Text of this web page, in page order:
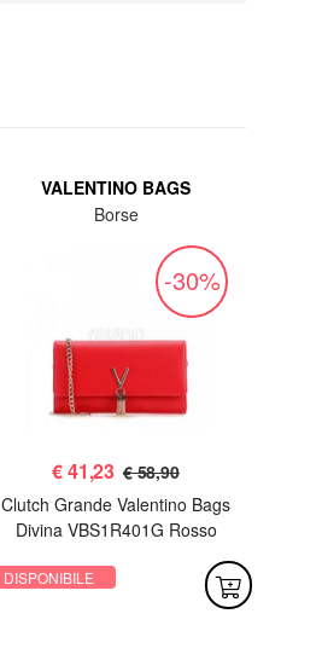
VALENTINO BAGS
Borse
-30%
€41,23 € 58,90
Clutch Grande Valentino Bags
Divina VBS1R401G Rosso
DISPONIBILE